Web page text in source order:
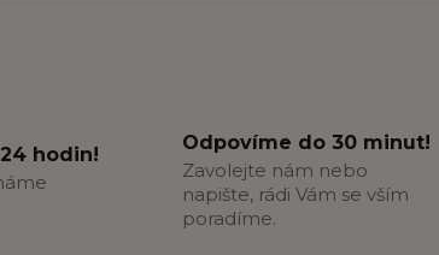
hodin!
Odpovíme do 30 minut!
Zavolejte nám nebo
napište, rádi Vám se vším
poradíme.